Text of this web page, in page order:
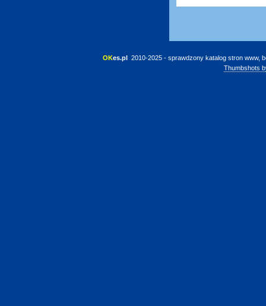
OKes.pl 2010-2025 - sprawdzony katalog stron www,
Thumbshots